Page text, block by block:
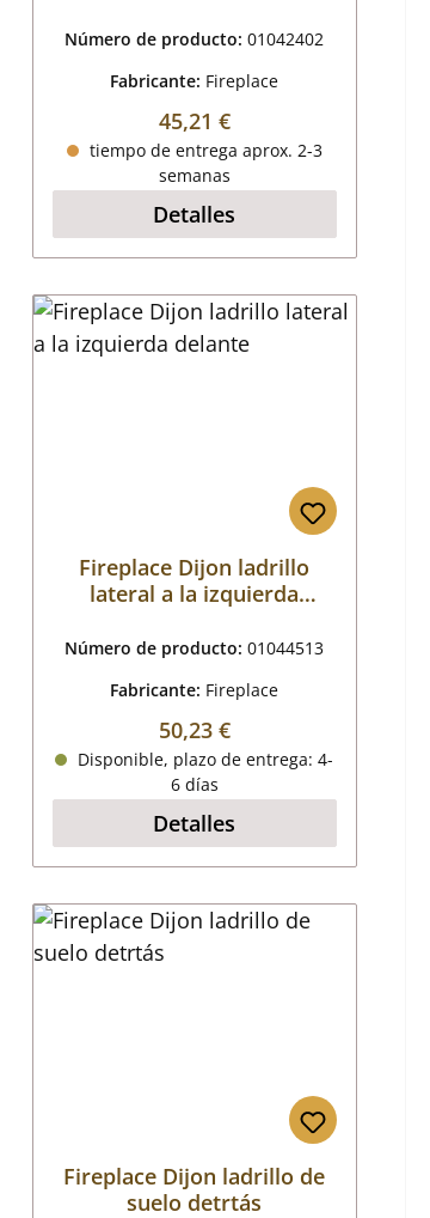
Número de producto:01042402
Fabricante: Fireplace
Precio normal:
45,21 €
tiempo de entrega aprox. 2-3
semanas
Detalles
Fireplace Dijon ladrillo
lateral a la izquierda
Número de producto:01044513
Fabricante: Fireplace
Precio normal:
50,23 €
Disponible, plazo de entrega: 4-
6 días
Detalles
Fireplace Dijon ladrillo de
suelo detrtás